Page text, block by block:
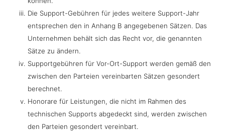
Die Support-Gebühren für jedes weitere Support-Jahr
entsprechen den in Anhang B angegebenen Sätzen. Das
Unternehmen behält sich das Recht vor, die genannten
Sätze zu ändern.
Supportgebühren für Vor-Ort-Support werden gemäß den
zwischen den Parteien vereinbarten Sätzen gesondert
berechnet.
Honorare für Leistungen, die nicht im Rahmen des
technischen Supports abgedeckt sind, werden zwischen
den Parteien gesondert vereinbart.